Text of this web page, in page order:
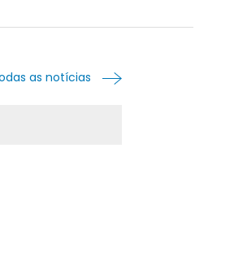
componentes relacionados e
segmento Industrial oferece
de veículos híbridos,
as notícias